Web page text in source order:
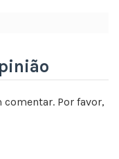
Por favor,